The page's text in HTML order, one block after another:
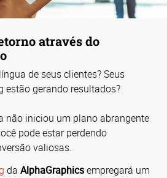
através do
de seus clientes? Seus
estão gerando resultados?
não iniciou um plano abrangente
pode estar perdendo
valiosas.
da AlphaGraphicsempregará um